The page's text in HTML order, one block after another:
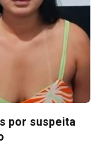
por suspeita